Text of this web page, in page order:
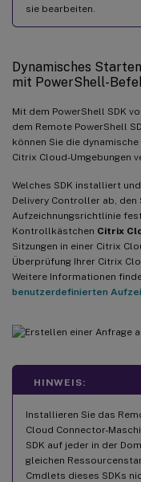
sie bearbeiten.
Dynamisches
mit PowerShell-
Mit dem PowerShell SDK
dem Remote PowerShell
können Sie die
Citrix Cloud-Umgebungen
Welches SDK installiert
Delivery Controller ab, den
Aufzeichnungsrichtlinie
Kontrollkästchen Citrix
Sitzungen in einer Citrix
Überprüfung Ihrer Citrix
Weitere Informationen
benutzerdefinierten
HINWEIS:
Installieren Sie das
Cloud Connector-
SDK auf jeder in der
gleichen
Cmdlets dieses SDKs